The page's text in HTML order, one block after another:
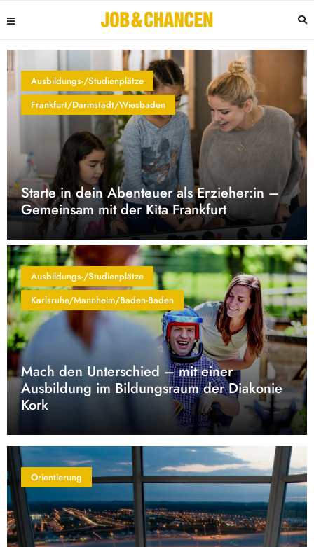
Ausbildungs-/Studienplätze
Frankfurt/Darmstadt/Wiesbaden
Starte in dein Abenteuer als Erzieher:in –
Gemeinsam mit der Kita Frankfurt
Ausbildungs-/Studienplätze
Karlsruhe/Mannheim/Baden-Baden
Mach den Unterschied – mit einer
Ausbildung im Bildungsraum der Diakonie
Kork
Orientierung